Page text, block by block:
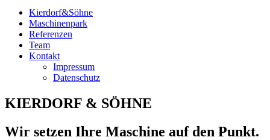
Kierdorf&Söhne
Maschinenpark
Referenzen
Team
Kontakt
Impressum
Datenschutz
KIERDORF & SÖHNE
Wir setzen Ihre Maschine auf den Punkt.